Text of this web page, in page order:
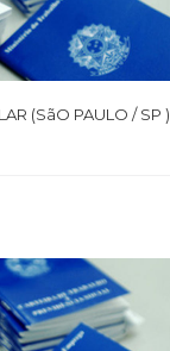
(SãO PAULO / SP )